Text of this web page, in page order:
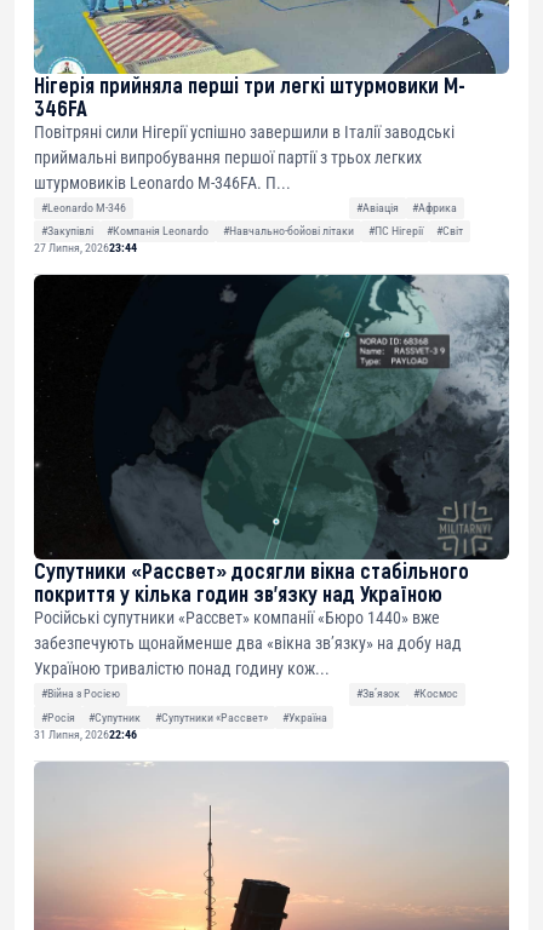
Нігерія прийняла перші три легкі штурмовики M-
346FA
Повітряні сили Нігерії успішно завершили в Італії заводські
приймальні випробування першої партії з трьох легких
штурмовиків Leonardo M-346FA. П...
#Leonardo M-346 #Авіація
#Африка
#Закупівлі
#Компанія Leonardo #Навчально-бойові літаки #ПС Нігерії
#Світ
27 Липня, 202623:44
Супутники «Рассвет» досягли вікна стабільного
покриття у кілька годин зв’язку над Україною
Російські супутники «Рассвет» компанії «Бюро 1440» вже
забезпечують щонайменше два «вікна зв’язку» на добу над
Україною тривалістю понад годину кож...
#Війна з Росією #Звʼязок
#Космос
#Росія
#Супутник #Супутники «Рассвет»
#Україна
31 Липня, 202622:46